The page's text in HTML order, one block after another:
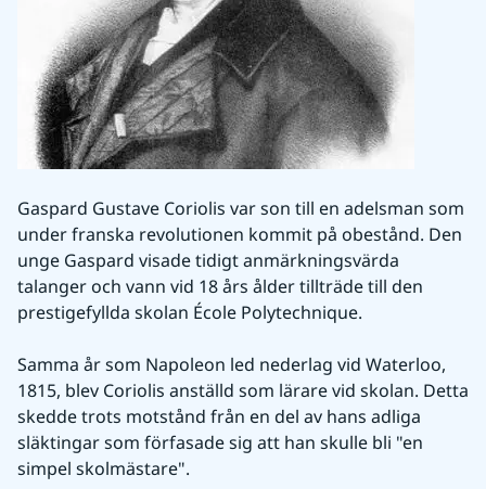
Gaspard Gustave Coriolis var son till en adelsman som
under franska revolutionen kommit på obestånd. Den
unge Gaspard visade tidigt anmärkningsvärda
talanger och vann vid 18 års ålder tillträde till den
prestigefyllda skolan École Polytechnique.
Samma år som Napoleon led nederlag vid Waterloo,
1815, blev Coriolis anställd som lärare vid skolan. Detta
skedde trots motstånd från en del av hans adliga
släktingar som förfasade sig att han skulle bli "en
simpel skolmästare".